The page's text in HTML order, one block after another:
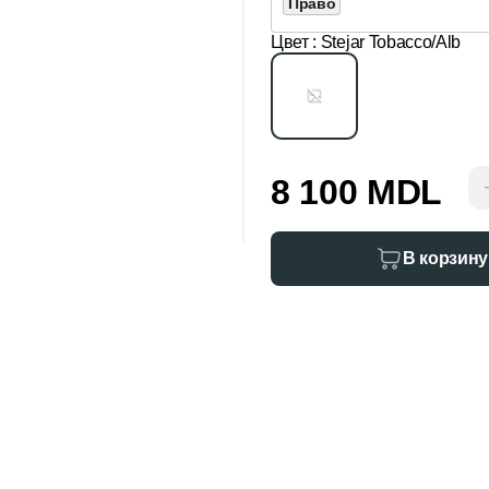
Цвет : Stejar Tobacco/Alb
8 100 MDL
В корзину